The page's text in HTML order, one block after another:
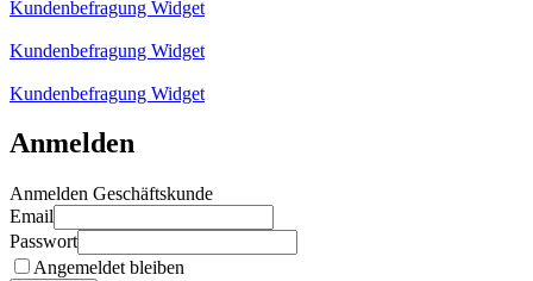
Kundenbefragung Widget
Kundenbefragung Widget
Kundenbefragung Widget
Anmelden
Anmelden Geschäftskunde
Email
Passwort
Angemeldet bleiben